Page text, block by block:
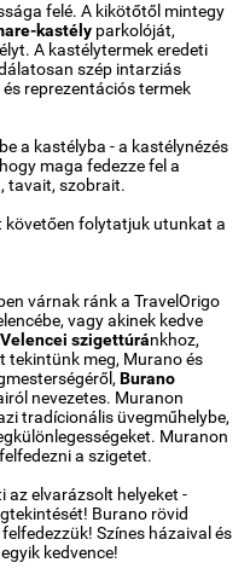
felé. A kikötőtől mintegy
kastély parkolóját,
A kastélytermek eredeti
szép intarziás
reprezentációs termek
a kastélyba - a kastélynézés
maga fedezze fel a
tavait, szobrait.
követően folytatjuk utunkat a
várnak ránk a TravelOrigo
vagy akinek kedve
szigettúránkhoz,
tekintünk meg, Murano és
Burano
nevezetes. Muranon
tradícionális üvegműhelybe,
Muranon
a szigetet.
az elvarázsolt helyeket -
Burano rövid
Színes házaival és
kedvence!